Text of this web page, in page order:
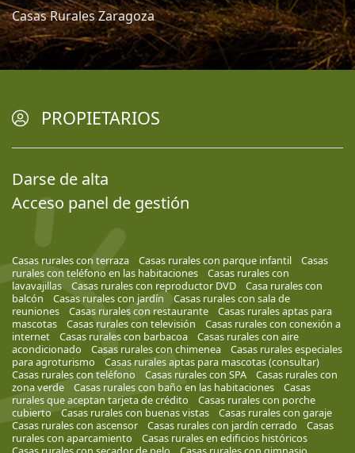
Casas Rurales Zaragoza
PROPIETARIOS
Darse de alta
Acceso panel de gestión
Casas rurales con terraza Casas rurales con parque infantil
Casas
rurales con teléfono en las habitaciones
Casas rurales con
lavavajillas
Casas rurales con reproductor DVD
Casa rurales con
balcón
Casas rurales con jardín
Casas rurales con sala de
reuniones
Casas rurales con restaurante
Casas rurales aptas para
mascotas
Casas rurales con televisión
Casas rurales con conexión a
internet
Casas rurales con barbacoa
Casas rurales con aire
acondicionado
Casas rurales con chimenea
Casas rurales especiales
para agroturismo
Casas rurales aptas para mascotas (consultar)
Casas rurales con teléfono
Casas rurales con SPA
Casas rurales con
zona verde
Casas rurales con baño en las habitaciones
Casas
rurales que aceptan tarjeta de crédito
Casas rurales con porche
cubierto
Casas rurales con buenas vistas
Casas rurales con garaje
Casas rurales con ascensor
Casas rurales con jardín cerrado
Casas
rurales con aparcamiento
Casas rurales en edificios históricos